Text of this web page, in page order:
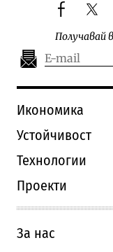
facebook
Получавай
Икономика
Устойчивост
Технологии
Проекти
За нас